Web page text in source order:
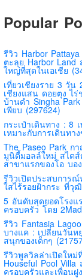
Popular
รีวิว Harbor
ตะลุย Harbor Land
ใหญ่ที่สุดในเอเชีย
เที่ยวเชียงราย 3 วั
เชียงแสน ดอยตุง ไ
บ้านดำ Singha
เพียบ (297624)
กระเป๋าเดินทาง : 8
เหมาะกับการเดินทา
The Paseo Park ก
มูนิตี้มอลล์ใหม่ สไต
สาขาแรกของโอ บอ
รีวิวเปิดประสบการ
ใสไร้รอยฝ้ากระ ที่วุ
5 อันดับสุดยอดโรง
ครอบครัว โดย
รีวิว Fantasia
บางแค : เปลี่ยนวันห
สนุกของเด็กๆ
รีวิวพูลวิลล่าเปิดให
Houseful Pool
ครอบครัวและเพื่อนฝู